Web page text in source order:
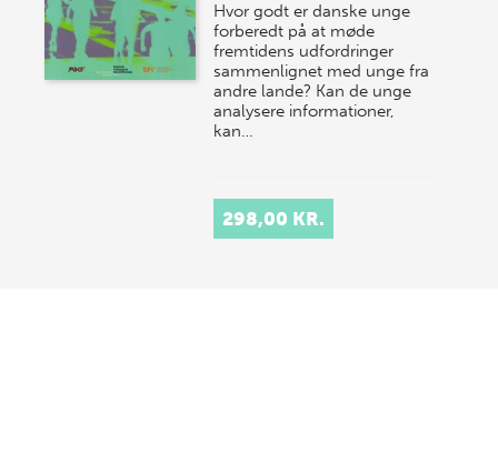
Hvor godt er danske unge
forberedt på at møde
fremtidens udfordringer
sammenlignet med unge fra
andre lande? Kan de unge
analysere informationer,
kan…
298,00 KR.